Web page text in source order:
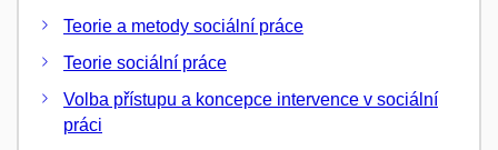
Teorie a metody sociální práce
Teorie sociální práce
Volba přístupu a koncepce intervence v sociální
práci